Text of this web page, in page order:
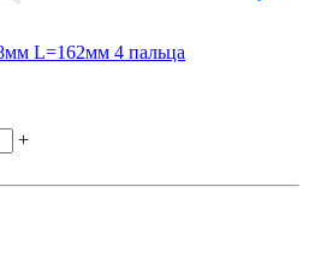
L=162мм 4 пальца
+